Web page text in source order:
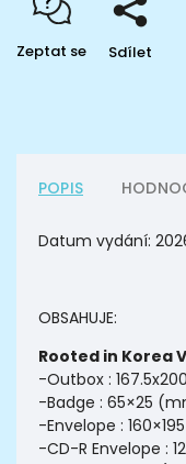
Zeptat se Sdílet
POPIS
Datum vydání:
OBSAHUJE:
Rooted in Korea
-Outbox :
-Badge : 65×25
-Envelope :
-CD-R Envelope :